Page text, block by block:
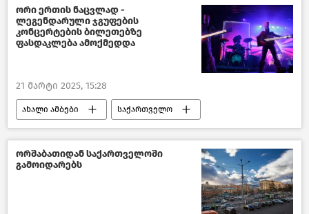
საქართველოს ეკონომიკისა და მდგრადი განვითარების სამინისტრო
ორი ერთის ნაცვლად -
ლეგენდარული ჯგუფების
კონცერტების ბილეთებზე
ფასდაკლება ამოქმედდა
21 მარტი 2025, 15:28
ახალი ამბები საქართველო
კულტურა საქართველოში
ორშაბათიდან საქართველოში
გამოიდარებს